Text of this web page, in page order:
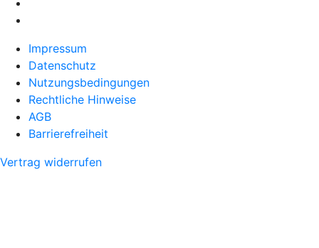
Impressum
Datenschutz
Nutzungsbedingungen
Rechtliche Hinweise
AGB
Barrierefreiheit
Vertrag widerrufen